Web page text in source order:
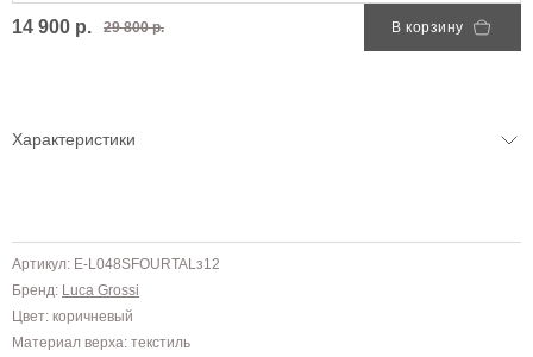
14 900 р. 29 800 р. В корзину
Характеристики
Артикул: E-L048SFOURTALз12
Бренд: Luca Grossi
Цвет: коричневый
Материал верха: текстиль